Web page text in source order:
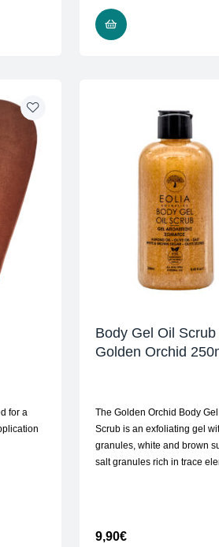
for a
Body Gel Oil Scrub
Golden Orchid
The Golden Orchid Body Gel
Scrub is an exfoliating gel
granules, white and brown
salt granules rich in trace
9,90€